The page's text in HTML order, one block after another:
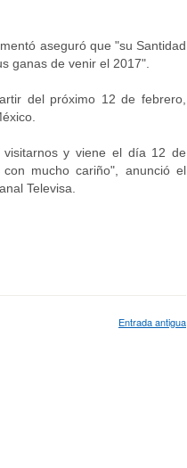
aseguró que "su Santidad
ganas de venir el 2017".
del próximo 12 de febrero,
y viene el día 12 de
mucho cariño", anunció el
Televisa.
Entrada antigua